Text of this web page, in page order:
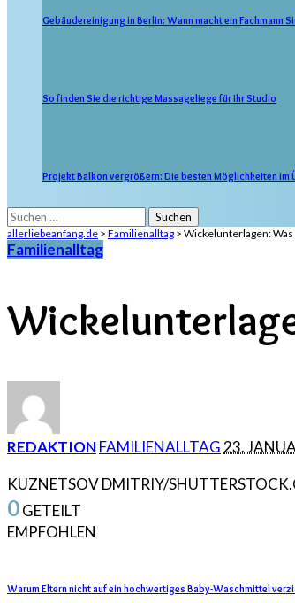
Gebäudereinigung in Berlin: Wann macht ein Fachmann
So finden Sie die richtige Massageliege für Ihr Studio
Projekt Balkon vergrößern: Die besten Möglichkeiten im
Suchen
nach:
allerliebeanfang.de > Familienalltag > Wickelunterlagen:
Familienalltag
POSTED
REDAKTIONFAMILIENALLTAG 23.
KUZNETSOV DMITRIY/
0GETEILT
EMPFOHLEN
Warum Eltern nicht auf ein hochwertiges Baby-Waschmittel